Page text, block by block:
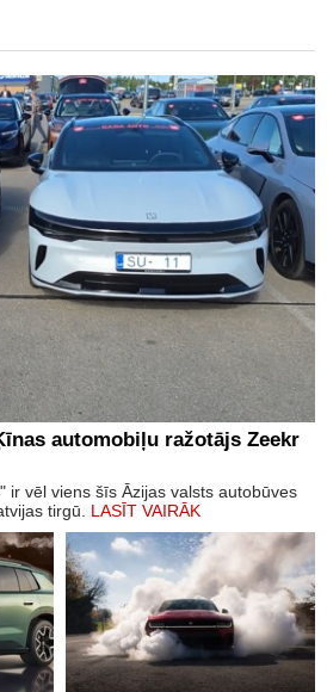
automobiļu ražotājs Zeekr
ir vēl viens šīs Āzijas valsts autobūves
tirgū. LASĪT VAIRĀK